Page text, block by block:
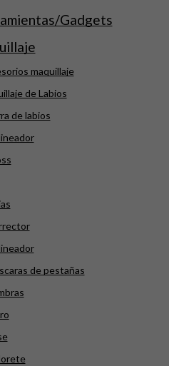
Gadgets
maquillaje
de Labios
de labios
de pestañas